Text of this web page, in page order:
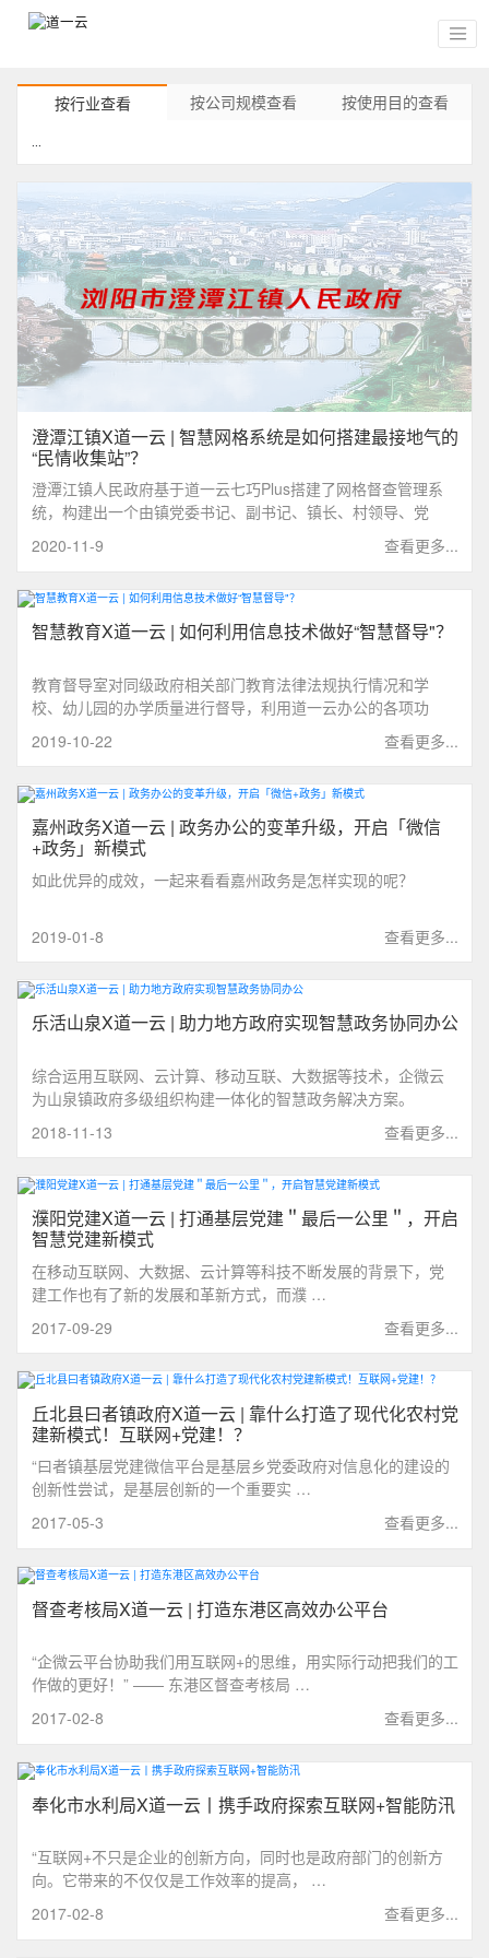
按行业查看 按公司规模查看 按使用目的查看
澄潭江镇X道一云 | 智慧网格系统是如何搭建最接地气的
“民情收集站”？
澄潭江镇人民政府基于道一云七巧Plus搭建了网格督查管理系
统，构建出一个由镇党委书记、副书记、镇长、村领导、党
员、志愿者等管理人员组成的六级网格体系，实现高效收集群
众意见，各级网格负责人联动帮助群众解决困难，将过去被动
查看更多...
2020-11-9
智慧教育X道一云 | 如何利用信息技术做好“智慧督导"？
教育督导室对同级政府相关部门教育法律法规执行情况和学
校、幼儿园的办学质量进行督导，利用道一云办公的各项功
能，A区教育督导室在过去几年来不断加强督导工作平台建设，
实现与督学间的良性互动，带动“智慧督导”工作的创新发展，为
查看更多...
2019-10-22
嘉州政务X道一云 | 政务办公的变革升级，开启「微信
+政务」新模式
如此优异的成效，一起来看看嘉州政务是怎样实现的呢？
查看更多...
2019-01-8
乐活山泉X道一云 | 助力地方政府实现智慧政务协同办公
综合运用互联网、云计算、移动互联、大数据等技术，企微云
为山泉镇政府多级组织构建一体化的智慧政务解决方案。
查看更多...
2018-11-13
濮阳党建X道一云 | 打通基层党建＂最后一公里＂，开启
智慧党建新模式
在移动互联网、大数据、云计算等科技不断发展的背景下，党
建工作也有了新的发展和革新方式，而濮 …
查看更多...
2017-09-29
丘北县曰者镇政府X道一云 | 靠什么打造了现代化农村党
建新模式！互联网+党建！？
“曰者镇基层党建微信平台是基层乡党委政府对信息化的建设的
创新性尝试，是基层创新的一个重要实 …
查看更多...
2017-05-3
督查考核局X道一云 | 打造东港区高效办公平台
“企微云平台协助我们用互联网+的思维，用实际行动把我们的工
作做的更好！” —— 东港区督查考核局 …
查看更多...
2017-02-8
奉化市水利局X道一云丨携手政府探索互联网+智能防汛
“互联网+不只是企业的创新方向，同时也是政府部门的创新方
向。它带来的不仅仅是工作效率的提高， …
查看更多...
2017-02-8